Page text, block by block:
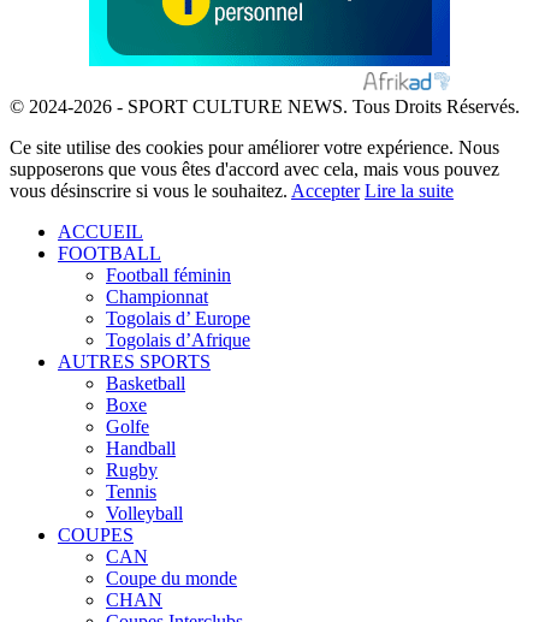
© 2024-2026 - SPORT CULTURE NEWS. Tous Droits Réservés.
Ce site utilise des cookies pour améliorer votre expérience. Nous
supposerons que vous êtes d'accord avec cela, mais vous pouvez
vous désinscrire si vous le souhaitez. Accepter Lire la suite
ACCUEIL
FOOTBALL
Football féminin
Championnat
Togolais d’ Europe
Togolais d’Afrique
AUTRES SPORTS
Basketball
Boxe
Golfe
Handball
Rugby
Tennis
Volleyball
COUPES
CAN
Coupe du monde
CHAN